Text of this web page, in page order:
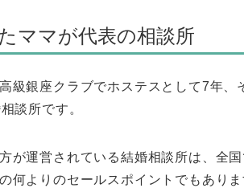
ママが代表の相談所
級銀座クラブでホステスとして7年、
談所です。
が運営されている結婚相談所は、全国
何よりのセールスポイントでもありま